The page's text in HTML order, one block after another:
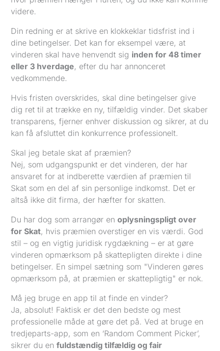
videre.
Din redning er at skrive en klokkeklar tidsfrist ind i
dine betingelser. Det kan for eksempel være, at
vinderen skal have henvendt sig inden for 48 timer
eller 3 hverdage, efter du har annonceret
vedkommende.
Hvis fristen overskrides, skal dine betingelser give
dig ret til at trække en ny, tilfældig vinder. Det skaber
transparens, fjerner enhver diskussion og sikrer, at du
kan få afsluttet din konkurrence professionelt.
Skal jeg betale skat af præmien?
Nej, som udgangspunkt er det vinderen, der har
ansvaret for at indberette værdien af præmien til
Skat som en del af sin personlige indkomst. Det er
altså ikke dit firma, der hæfter for skatten.
Du har dog som arrangør enoplysningspligt over
for Skat, hvis præmien overstiger en vis værdi. God
stil – og en vigtig juridisk rygdækning – er at gøre
vinderen opmærksom på skattepligten direkte i dine
betingelser. En simpel sætning som "Vinderen gøres
opmærksom på, at præmien er skattepligtig" er nok.
Må jeg bruge en app til at finde en vinder?
Ja, absolut! Faktisk er det den bedste og mest
professionelle måde at gøre det på. Ved at bruge en
tredjeparts-app, som en ‘Random Comment Picker’,
sikrer du enfuldstændig tilfældig og fair